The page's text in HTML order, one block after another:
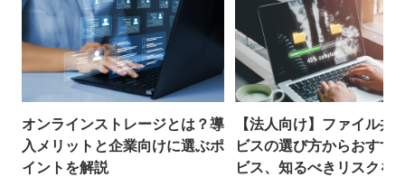
オンラインストレージとは？導
入メリットと企業向けに選ぶポ
イントを解説
【法人向け】ファイル共
ビスの選び方からおすす
ビス、知るべきリスクを